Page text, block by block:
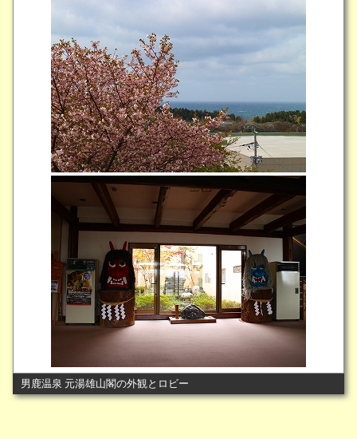
男鹿温泉 元湯雄山閣の外観とロビー